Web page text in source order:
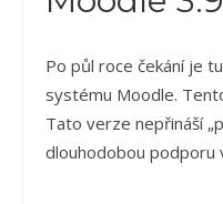
Po půl roce čekání je
systému Moodle.
Tato verze nepřináší
dlouhodobou podporu